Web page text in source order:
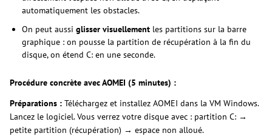
automatiquement les obstacles.
On peut aussi glisser visuellement les partitions sur la barre
graphique : on pousse la partition de récupération à la fin du
disque, on étend C: en une seconde.
Procédure concrète avec AOMEI (5 minutes) :
Préparations : Téléchargez et installez AOMEI dans la VM Windows.
Lancez le logiciel. Vous verrez votre disque avec : partition C: →
petite partition (récupération) → espace non alloué.